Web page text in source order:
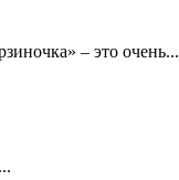
– это очень...